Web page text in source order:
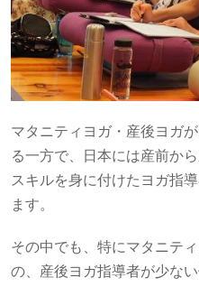
マタニティヨガ・産後ヨガ
る一方で、日本には産前か
スキルを身に付けたヨガ指
ます。
その中でも、特にマタニテ
の、産後ヨガ指導者が少ない